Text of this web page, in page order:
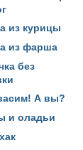
из курицы
из фарша
без
А вы?
и оладьи